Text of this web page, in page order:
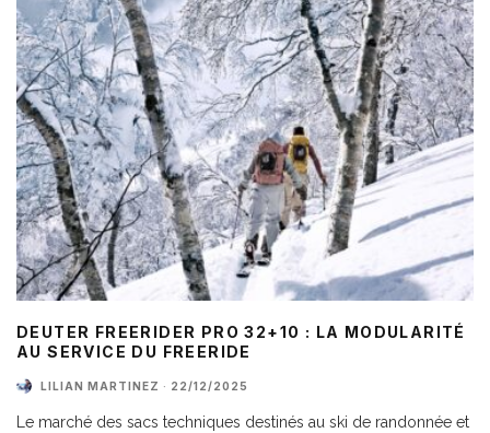
DEUTER FREERIDER PRO 32+10 : LA MODULARITÉ
AU SERVICE DU FREERIDE
LILIAN MARTINEZ · 22/12/2025
Le marché des sacs techniques destinés au ski de randonnée et